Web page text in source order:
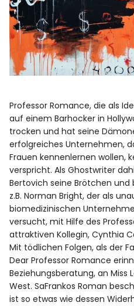
Professor Romance, die als
auf einem Barhocker in
trocken und hat seine
erfolgreiches Unternehmen,
Frauen kennenlernen wollen,
verspricht. Als Ghostwriter
Bertovich seine Brötchen und
z.B. Norman Bright, der als
biomedizinischen
versucht, mit Hilfe des
attraktiven Kollegin, Cynthia
Mit tödlichen Folgen, als der
Dear Professor Romance
Beziehungsberatung, an Miss
West. SaFrankos Roman
ist so etwas wie dessen